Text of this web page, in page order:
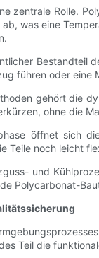
zentrale Rolle.
was eine
Bestandteil
führen oder
gehört die
ohne die
öffnet sich
Teile noch leicht
und
Polycarbonat-
Teil die